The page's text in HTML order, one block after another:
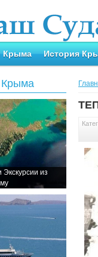
Крыма История
Крыма
из